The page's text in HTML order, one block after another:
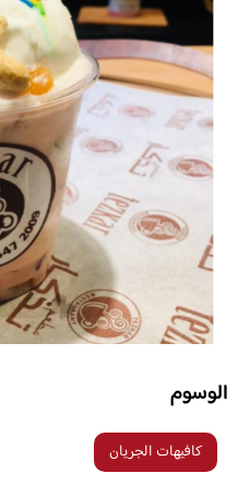
الوسوم
كافيهات الجريان